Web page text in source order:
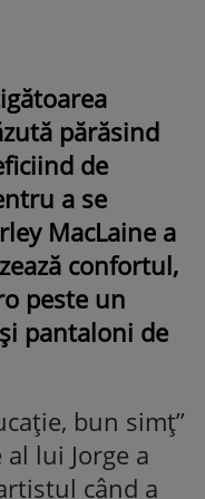
părăsind
de
a se
MacLaine a
confortul,
peste un
pantaloni de